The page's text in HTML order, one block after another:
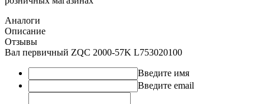
Аналоги
Описание
Отзывы
Вал первичный ZQC 2000-57K L753020100
Введите имя
Введите email